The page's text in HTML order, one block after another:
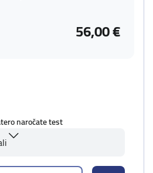
56,00 €
naročate test